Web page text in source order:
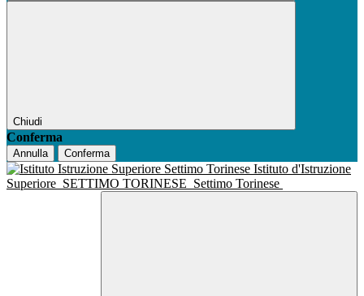
Chiudi
Conferma
Annulla Conferma
Istituto d'Istruzione
Superiore SETTIMO TORINESE Settimo Torinese